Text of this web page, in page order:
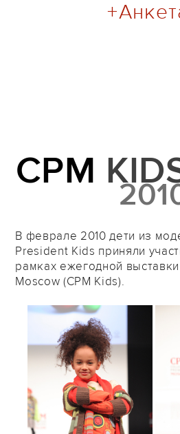
CPM
В феврале 2010 дети из
President Kids приняли
рамках ежегодной
Moscow (CPM Kids).